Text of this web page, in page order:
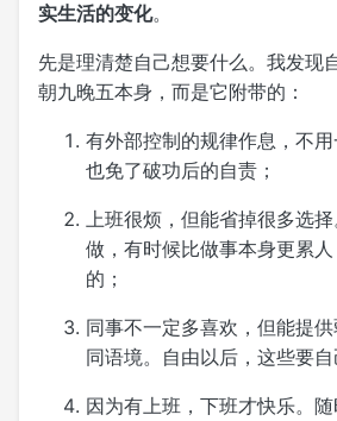
实生活的变化。
先是理清楚自己想要什么。我发现
朝九晚五本身，而是它附带的：
有外部控制的规律作息，不用
也免了破功后的自责；
上班很烦，但能省掉很多选
做，有时候比做事本身更累
的；
同事不一定多喜欢，但能提
同语境。自由以后，这些要自
因为有上班，下班才快乐。